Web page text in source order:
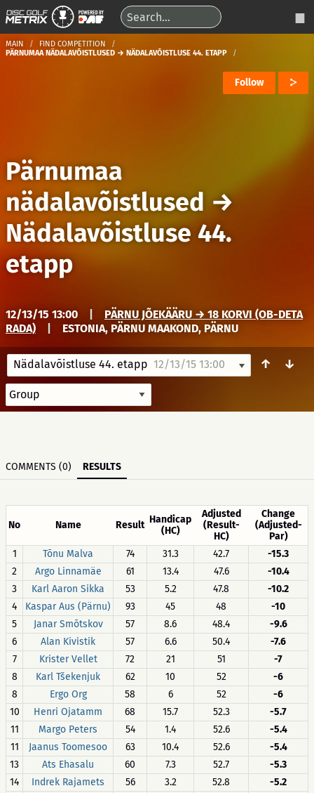
MAIN
FIND COMPETITION
PÄRNUMAA NÄDALAVÕISTLUSED → NÄDALAVÕISTLUSE 44. ETAPP
Follow
Pärnumaa
nädalavõistlused →
Nädalavõistluse 44.
etapp
12/13/15 13:00
PÄRNU JÕEKÄÄRU → 18 KORVI (OB-DETA
RADA)
ESTONIA, PÄRNU MAAKOND, PÄRNU
Nädalavõistluse 44. etapp 12/13/15 13:00 ↑ ↓
COMMENTS (0) RESULTS
No Name Result Handicap
(HC)
Adjusted
(Result-
HC)
Change
(Adjusted-
Par)
1
Tõnu Malva 74 31.3 42.7
-15.3
2
Argo Linnamäe 61 13.4 47.6
-10.4
3
Karl Aaron Sikka 53 5.2 47.8
-10.2
4
Kaspar Aus (Pärnu) 93 45 48
-10
5
Janar Smõtskov 57 8.6 48.4
-9.6
6
Alan Kivistik 57 6.6 50.4
-7.6
7
Krister Vellet 72 21 51
-7
8
Karl Tšekenjuk 62 10 52
-6
8
Ergo Org 58 6 52
-6
10
Henri Ojatamm 68 15.7 52.3
-5.7
11
Margo Peters 54 1.4 52.6
-5.4
11
Jaanus Toomesoo 63 10.4 52.6
-5.4
13
Ats Ehasalu 60 7.3 52.7
-5.3
14
Indrek Rajamets 56 3.2 52.8
-5.2